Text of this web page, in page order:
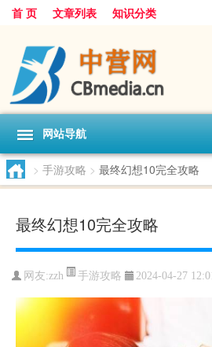
首 页 文章列表 知识分类
网站导航
> 手游攻略 > 最终幻想10完全攻略
最终幻想10完全攻略
网友:zzh 手游攻略 2024-04-27